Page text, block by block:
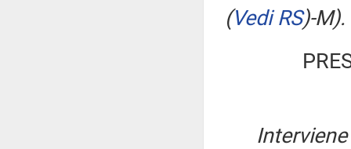
(Vedi RS)-M).